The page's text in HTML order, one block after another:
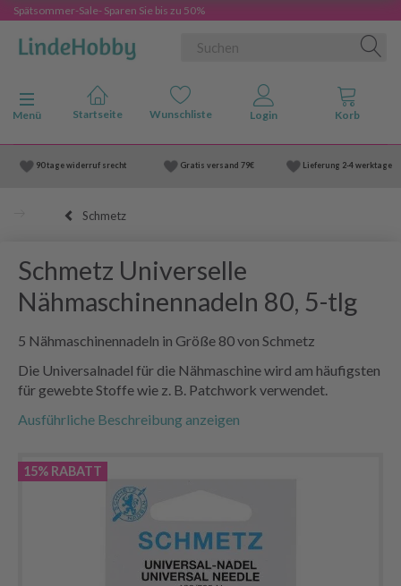
Spätsommer-Sale- Sparen Sie bis zu 50%
Anzeige ändern
Menü
90 tage widerruf srecht Gratis versand 79€ Lieferung 2-4 werktage
Schmetz
Schmetz Universelle
Nähmaschinennadeln 80, 5-tlg
5 Nähmaschinennadeln in Größe 80 von Schmetz
Die Universalnadel für die Nähmaschine wird am häufigsten
für gewebte Stoffe wie z. B. Patchwork verwendet.
Ausführliche Beschreibung anzeigen
15% RABATT